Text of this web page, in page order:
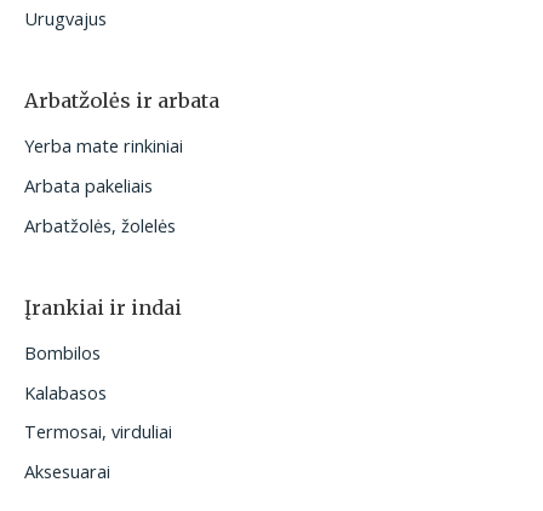
Urugvajus
Arbatžolės ir arbata
Yerba mate rinkiniai
Arbata pakeliais
Arbatžolės, žolelės
Įrankiai ir indai
Bombilos
Kalabasos
Termosai, virduliai
Aksesuarai